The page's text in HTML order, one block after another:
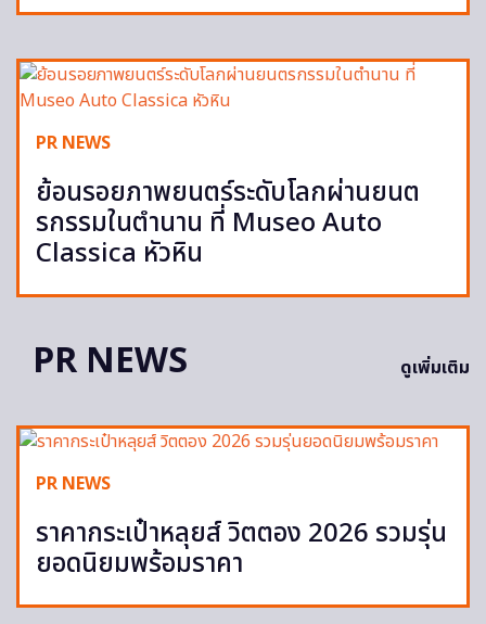
PR NEWS
ย้อนรอยภาพยนตร์ระดับโลกผ่านยนต
รกรรมในตำนาน ที่ Museo Auto
Classica หัวหิน
PR NEWS ดูเพิ่มเติม
PR NEWS
ราคากระเป๋าหลุยส์ วิตตอง 2026 รวมรุ่น
ยอดนิยมพร้อมราคา